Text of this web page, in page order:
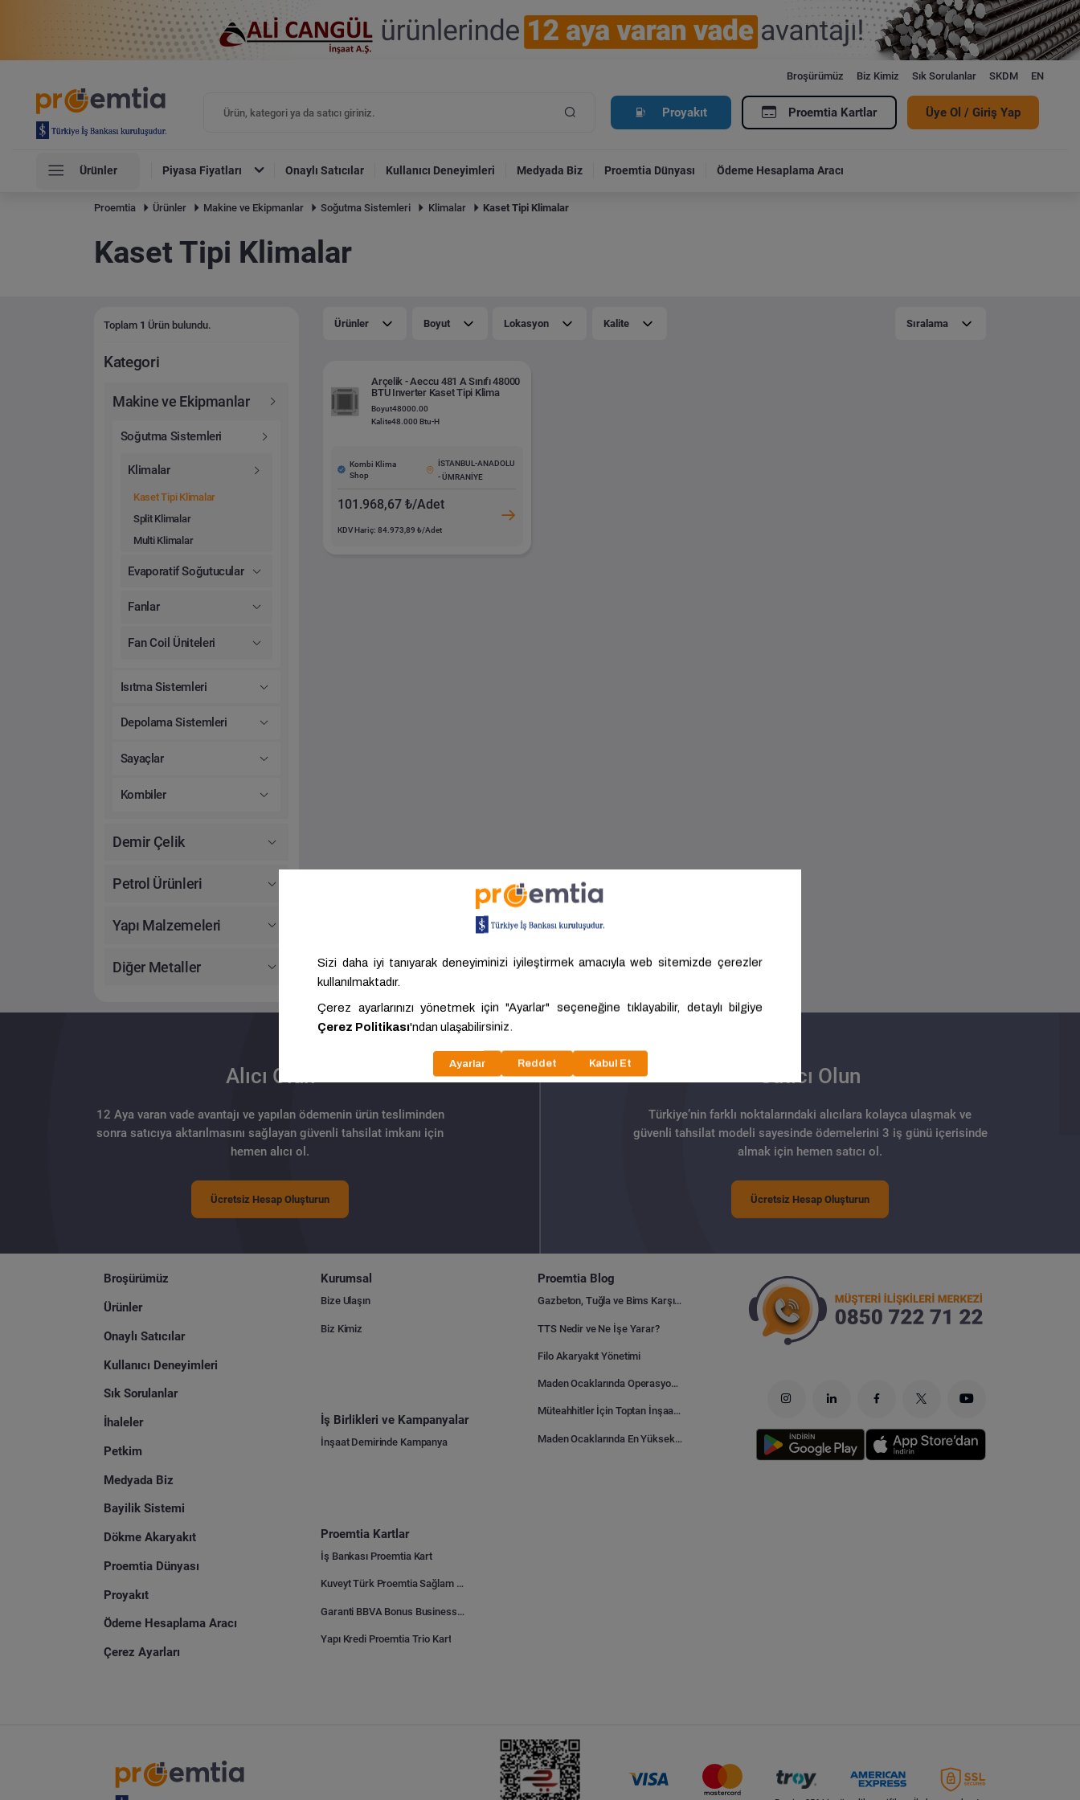
Broşürümüz Biz Kimiz Sık Sorulanlar SKDM EN
Proyakıt Proemtia Kartlar Üye Ol / Giriş Yap
Ürünler Piyasa Fiyatları Onaylı Satıcılar Kullanıcı Deneyimleri Medyada Biz Proemtia Dünyası Ödeme Hesaplama Aracı
Proemtia Ürünler Makine ve Ekipmanlar Soğutma Sistemleri Klimalar Kaset Tipi Klimalar
Kaset Tipi Klimalar
Toplam 1 Ürün bulundu.
Kategori
Makine ve Ekipmanlar
Soğutma Sistemleri
Klimalar
Kaset Tipi Klimalar
Split Klimalar
Multi Klimalar
Evaporatif Soğutucular
Fanlar
Fan Coil Üniteleri
Isıtma Sistemleri
Depolama Sistemleri
Sayaçlar
Kombiler
Demir Çelik
Petrol Ürünleri
Yapı Malzemeleri
Diğer Metaller
Ürünler Boyut Lokasyon Kalite Sıralama
Arçelik - Aeccu 481 A Sınıfı 48000
BTU Inverter Kaset Tipi Klima
Boyut48000.00
Kalite48.000 Btu-H
Kombi Klima
Shop
İSTANBUL-ANADOLU
- ÜMRANİYE
101.968,67 ₺/Adet
KDV Hariç: 84.973,89 ₺/Adet
Alıcı Olun
12 Aya varan vade avantajı ve yapılan ödemenin ürün tesliminden
sonra satıcıya aktarılmasını sağlayan güvenli tahsilat imkanı için
hemen alıcı ol.
Ücretsiz Hesap Oluşturun
Satıcı Olun
Türkiye’nin farklı noktalarındaki alıcılara kolayca ulaşmak ve
güvenli tahsilat modeli sayesinde ödemelerini 3 iş günü içerisinde
almak için hemen satıcı ol.
Ücretsiz Hesap Oluşturun
Broşürümüz
Ürünler
Onaylı Satıcılar
Kullanıcı Deneyimleri
Sık Sorulanlar
İhaleler
Petkim
Medyada Biz
Bayilik Sistemi
Dökme Akaryakıt
Proemtia Dünyası
Proyakıt
Ödeme Hesaplama Aracı
Çerez Ayarları
Kurumsal
Bize Ulaşın
Biz Kimiz
İş Birlikleri ve Kampanyalar
İnşaat Demirinde Kampanya
Proemtia Kartlar
İş Bankası Proemtia Kart
Kuveyt Türk Proemtia Sağlam Bayi Kart
Garanti BBVA Bonus Business Proemtia Bayi Kart
Yapı Kredi Proemtia Trio Kart
Proemtia Blog
Gazbeton, Tuğla ve Bims Karşılaştırması: Hangisi Daha Avantajlı?
TTS Nedir ve Ne İşe Yarar?
Filo Akaryakıt Yönetimi
Maden Ocaklarında Operasyonel Verimlilik Nasıl Arttırılır?
Müteahhitler İçin Toptan İnşaat Malzemesi Satın Alma Rehberi
Maden Ocaklarında En Yüksek Gider Kalemleri Nelerdir?